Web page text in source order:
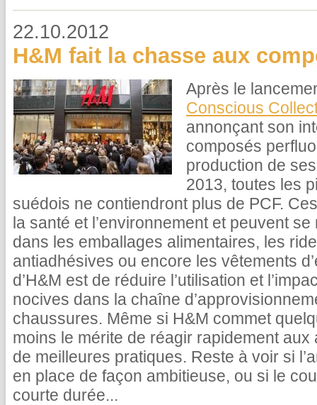
22.10.2012
H&M fait la chasse aux
Après le
Conscious
annonçant son
composés
production de
2013, toutes les
suédois ne contiendront plus de PCF.
la santé et l’environnement et peuvent
dans les emballages alimentaires, les
antiadhésives ou encore les vêtements
d’H&M est de réduire l’utilisation et
nocives dans la chaîne
chaussures. Même si H&M commet
moins le mérite de réagir rapidement aux
de meilleures pratiques. Reste à voir si
en place de façon ambitieuse, ou si le
courte durée...